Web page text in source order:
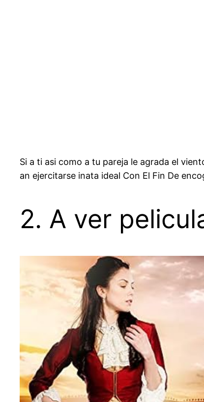
Si a ti asi como a tu pareja le agrada el
an ejercitarse inata ideal Con El Fin De
2. A ver